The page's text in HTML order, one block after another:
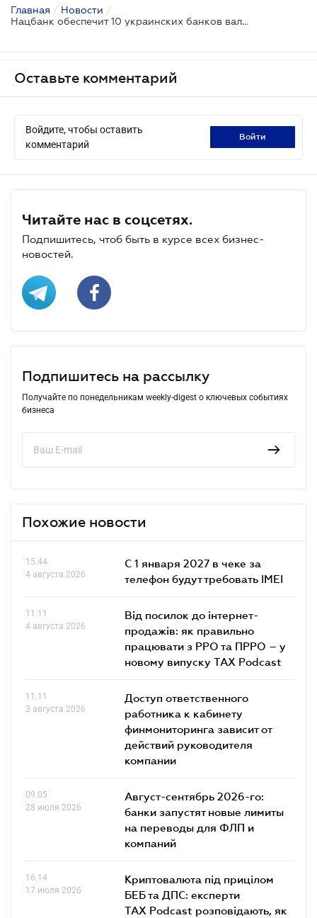
Главная / Новости /
Нацбанк обеспечит 10 украинских банков валютой: перечень
Оставьте комментарий
Войдите, чтобы оставить
комментарий
войти
Читайте нас в соцсетях.
Подпишитесь, чтоб быть в курсе всех бизнес-
новостей.
Подпишитесь на рассылку
Получайте по понедельникам weekly-digest о ключевых событиях
бизнеса
Похожие новости
15.44
4 августа 2026
С 1 января 2027 в чеке за
телефон будут требовать IMEI
11.11
4 августа 2026
Від посилок до інтернет-
продажів: як правильно
працювати з РРО та ПРРО – у
новому випуску TAX Podcast
11.11
3 августа 2026
Доступ ответственного
работника к кабинету
финмониторинга зависит от
действий руководителя
компании
09.05
28 июля 2026
Август-сентябрь 2026-го:
банки запустят новые лимиты
на переводы для ФЛП и
компаний
16.14
17 июля 2026
Криптовалюта під прицілом
БЕБ та ДПС: експерти
TAX Podcast розповідають, як